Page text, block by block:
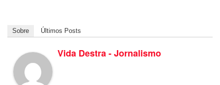
Sobre Últimos Posts
Vida Destra - Jornalismo